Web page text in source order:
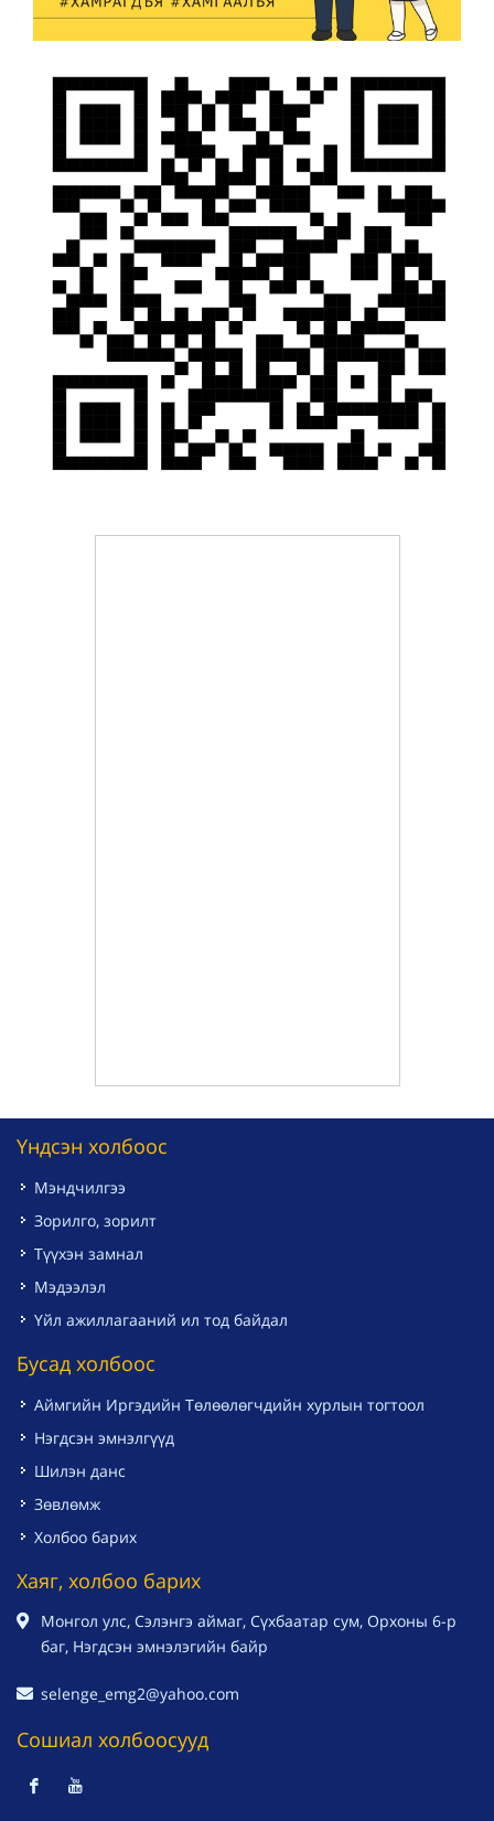
Үндсэн холбоос
Мэндчилгээ
Зорилго, зорилт
Түүхэн замнал
Мэдээлэл
Үйл ажиллагааний ил тод байдал
Бусад холбоос
Аймгийн Иргэдийн Төлөөлөгчдийн хурлын тогтоол
Нэгдсэн эмнэлгүүд
Шилэн данс
Зөвлөмж
Холбоо барих
Хаяг, холбоо барих
Монгол улс, Сэлэнгэ аймаг, Сүхбаатар сум, Орхоны 6-р
баг, Нэгдсэн эмнэлэгийн байр
selenge_emg2@yahoo.com
Сошиал холбоосууд